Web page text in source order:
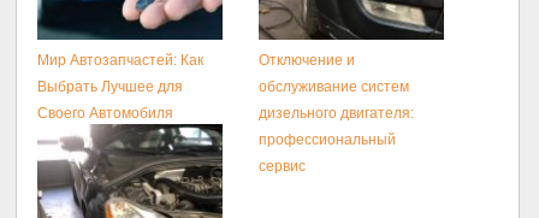
Мир Автозапчастей: Как
Выбрать Лучшее для
Своего Автомобиля
Отключение и
обслуживание систем
дизельного двигателя:
профессиональный
сервис